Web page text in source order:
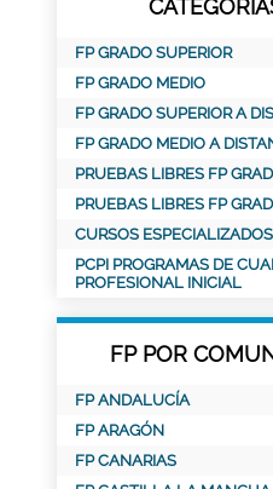
FP GRADO SUPERIOR
FP GRADO MEDIO
FP GRADO SUPERIOR A
FP GRADO MEDIO A
PRUEBAS LIBRES FP
PRUEBAS LIBRES FP
CURSOS ESPECIALIZADOS
PCPI PROGRAMAS DE
PROFESIONAL INICIAL
FP POR
FP ANDALUCÍA
FP ARAGÓN
FP CANARIAS